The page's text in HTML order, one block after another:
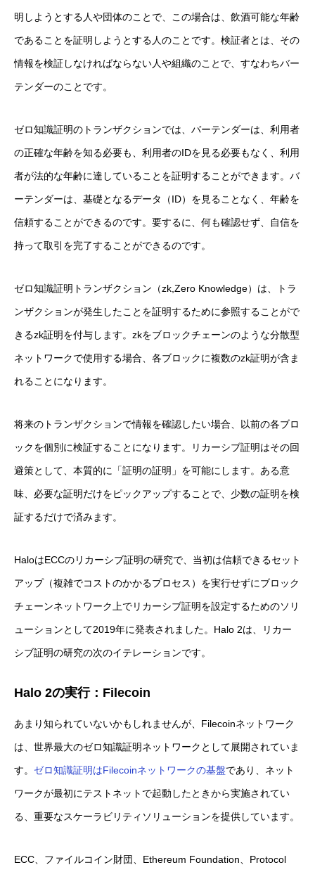
明しようとする人や団体のことで、この場合は、飲酒可能な年齢
であることを証明しようとする人のことです。検証者とは、その
情報を検証しなければならない人や組織のことで、すなわちバー
テンダーのことです。
ゼロ知識証明のトランザクションでは、バーテンダーは、利用者
の正確な年齢を知る必要も、利用者のIDを見る必要もなく、利用
者が法的な年齢に達していることを証明することができます。バ
ーテンダーは、基礎となるデータ（ID）を見ることなく、年齢を
信頼することができるのです。要するに、何も確認せず、自信を
持って取引を完了することができるのです。
ゼロ知識証明トランザクション（zk,Zero Knowledge）は、トラ
ンザクションが発生したことを証明するために参照することがで
きるzk証明を付与します。zkをブロックチェーンのような分散型
ネットワークで使用する場合、各ブロックに複数のzk証明が含ま
れることになります。
将来のトランザクションで情報を確認したい場合、以前の各ブロ
ックを個別に検証することになります。リカーシブ証明はその回
避策として、本質的に「証明の証明」を可能にします。ある意
味、必要な証明だけをピックアップすることで、少数の証明を検
証するだけで済みます。
HaloはECCのリカーシブ証明の研究で、当初は信頼できるセット
アップ（複雑でコストのかかるプロセス）を実行せずにブロック
チェーンネットワーク上でリカーシブ証明を設定するためのソリ
ューションとして2019年に発表されました。Halo 2は、リカー
シブ証明の研究の次のイテレーションです。
Halo 2の実行：Filecoin
あまり知られていないかもしれませんが、Filecoinネットワーク
は、世界最大のゼロ知識証明ネットワークとして展開されていま
す。 ゼロ知識証明はFilecoinネットワークの基盤であり、ネット
ワークが最初にテストネットで起動したときから実施されてい
る、重要なスケーラビリティソリューションを提供しています。
ECC、ファイルコイン財団、Ethereum Foundation、Protocol